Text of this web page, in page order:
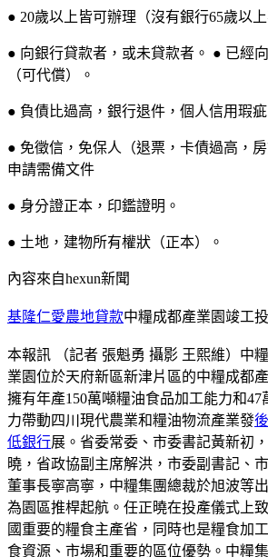
● 20歲以上皆可辦理（沒有銀行65歲以
● 向銀行貸款者，或未貸款者。 ● 已經
（可代償）。
● 負債比過高，銀行退件，個人信用瑕疵
● 免徵信，免保人（退票，卡債過高，
申請需備文件
● 身分證正本，印鑑證明。
● 土地，建物所有權狀（正本）。
內容來自hexun新聞
基隆仁愛農地貸款中糧成都產業園竣工
本報訊 （記者 張魁勇 攝影 王熙維）中
業園位於天府新區新津片區的中糧成都
擁有年產150萬噸糧油食品加工能力和47
力帶動四川現代農業和糧油物流產業發
低銀行展。省委常委、市委書記黃新初
曉，省政協副主席解洪，市委副書記、
董事長寧高寧，中糧集團總裁於旭波等
為園區推桿起航。任正曉在投產儀式上
國重要的糧食主產省，同時也是糧食加
食資源、市場和重要的區位優勢。中糧